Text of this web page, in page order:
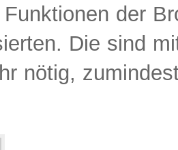
der
Die sind
nötig,